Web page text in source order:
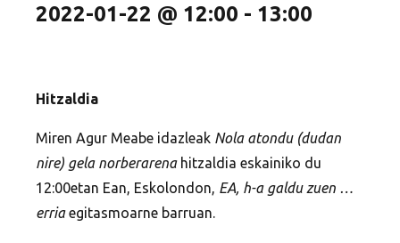
2022-01-22 @ 12:00 - 13:00
Hitzaldia
Miren Agur Meabe idazleak Nola atondu (dudan
nire) gela norberarenahitzaldia eskainiko du
12:00etan Ean, Eskolondon, EA, h-a galdu zuen …
erriaegitasmoarne barruan.